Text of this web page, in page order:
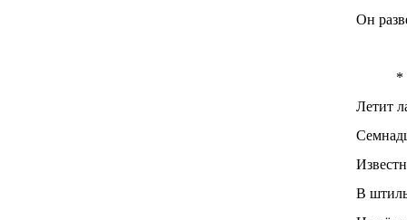
Он
*
Летит
В